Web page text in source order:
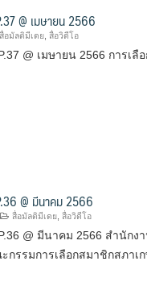
@ เมษายน 2566
สื่อมัลติมีเดย, สื่อวิดีโอ
@ เมษายน 2566 การเ
@ มีนาคม 2566
สื่อมัลติมีเดย, สื่อวิดีโอ
@ มีนาคม 2566 สำนัก
กรรมการเลือกสมาชิกสภา